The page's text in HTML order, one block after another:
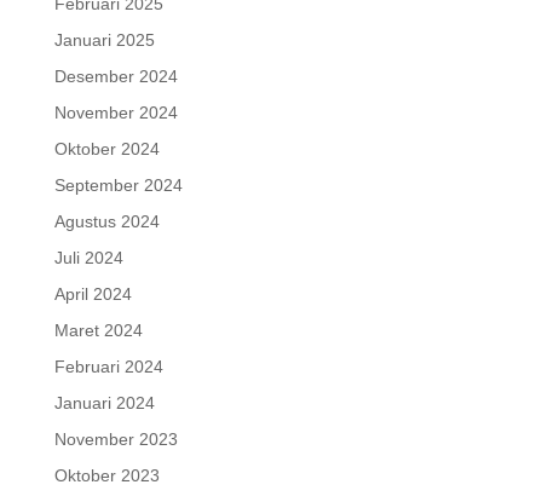
Januari 2025
Desember 2024
November 2024
Oktober 2024
September 2024
Agustus 2024
Juli 2024
April 2024
Maret 2024
Februari 2024
Januari 2024
November 2023
Oktober 2023